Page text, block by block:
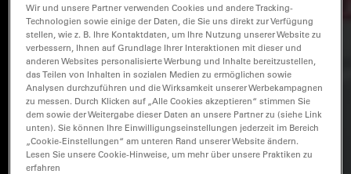
Wir und unsere Partner verwenden Cookies und andere Tracking-
Technologien sowie einige der Daten, die Sie uns direkt zur Verfügung
stellen, wie z. B. Ihre Kontaktdaten, um Ihre Nutzung unserer Website zu
verbessern, Ihnen auf Grundlage Ihrer Interaktionen mit dieser und
anderen Websites personalisierte Werbung und Inhalte bereitzustellen,
das Teilen von Inhalten in sozialen Medien zu ermöglichen sowie
Analysen durchzuführen und die Wirksamkeit unserer Werbekampagnen
zu messen. Durch Klicken auf „Alle Cookies akzeptieren“ stimmen Sie
dem sowie der Weitergabe dieser Daten an unsere Partner zu (siehe Link
unten). Sie können Ihre Einwilligungseinstellungen jederzeit im Bereich
„Cookie-Einstellungen“ am unteren Rand unserer Website ändern.
Lesen Sie unsere Cookie-Hinweise, um mehr über unsere Praktiken zu
erfahren